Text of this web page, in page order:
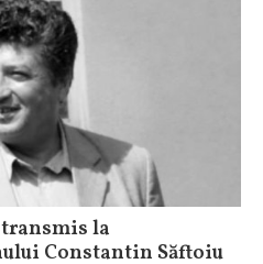
la
Constantin Săftoiu